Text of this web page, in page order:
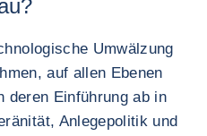
Umwälzung
auf allen Ebenen
deren Einführung ab in
Anlegepolitik und